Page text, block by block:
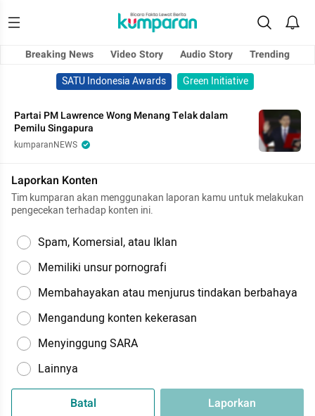
Breaking News Video Story Audio Story
Trending
SATU Indonesia Awards
Green Initiative
Partai PM Lawrence Wong Menang Telak dalam
Pemilu Singapura
kumparanNEWS
Laporkan Konten
Tim kumparan akan menggunakan laporan kamu untuk melakukan
pengecekan terhadap konten ini.
Spam, Komersial, atau Iklan
Memiliki unsur pornografi
Membahayakan atau menjurus tindakan berbahaya
Mengandung konten kekerasan
Menyinggung SARA
Lainnya
Batal Laporkan